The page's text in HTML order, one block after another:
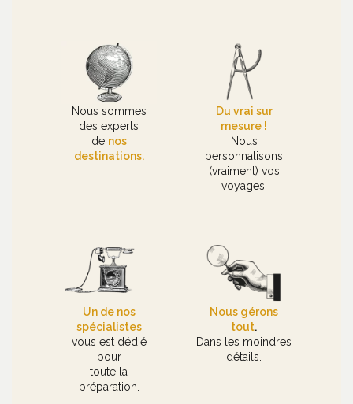
Nous sommes
des experts
de nos
destinations.
Du vrai sur
mesure !
Nous
personnalisons
(vraiment) vos
voyages.
Un de nos
spécialistes
vous est dédié
pour
toute la
préparation.
Nous gérons
tout.
Dans les moindres
détails.